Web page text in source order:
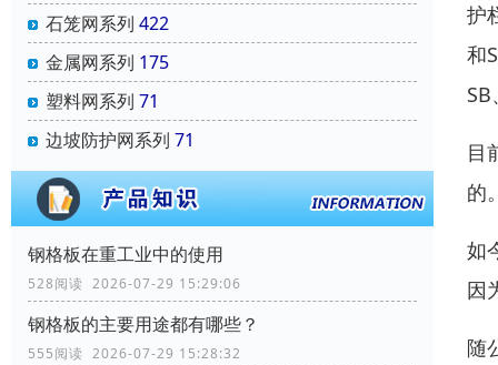
石笼网系列 422
金属网系列 175
塑料网系列 71
边坡防护网系列 71
钢格板在重工业中的使用
528阅读 2026-07-29 15:29:06
钢格板的主要用途都有哪些？
555阅读 2026-07-29 15:28:32
护
和
SB
目
的
如
因
随